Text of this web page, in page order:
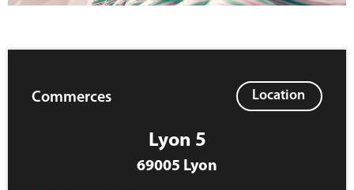
Commerces Location
Lyon 5
69005 Lyon